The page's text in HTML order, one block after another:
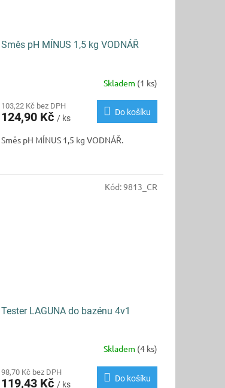
Směs pH MÍNUS 1,5 kg VODNÁŘ
Skladem (1 ks)
103,22 Kč bez DPH
124,90 Kč / ks
Do košíku
Směs pH MÍNUS 1,5 kg VODNÁŘ.
Tester LAGUNA do bazénu 4v1
produktu
je
Skladem (4 ks)
98,70 Kč bez DPH
119,43 Kč / ks
Do košíku
Kód:9813_CR